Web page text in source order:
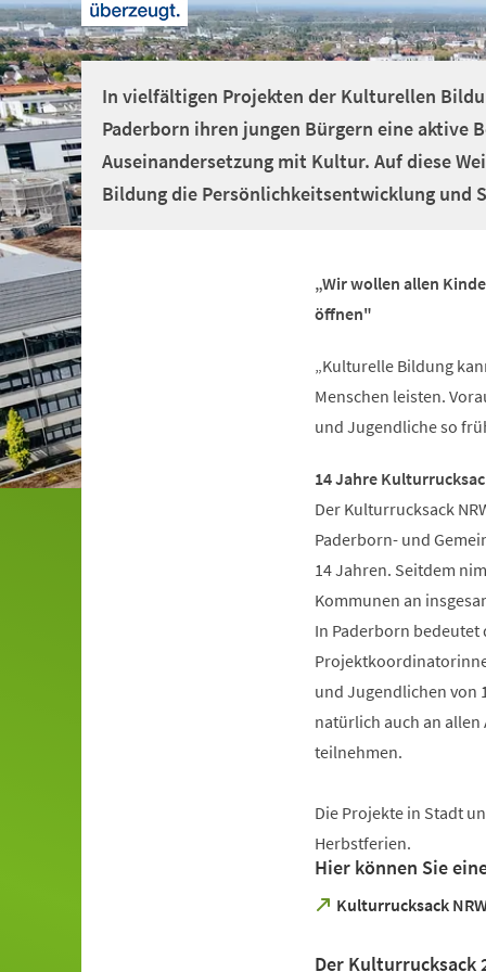
+
1
In vielfältigen Projekten der Kulturellen
Paderborn ihren jungen Bürgern eine aktive
Auseinandersetzung mit Kultur. Auf diese
Bildung die Persönlichkeitsentwicklung und
„Wir wollen allen
öffnen"
„Kulturelle Bildung
Menschen leisten.
und Jugendliche so
14 Jahre
Der Kulturrucksack
Paderborn- und
14 Jahren. Seitdem
Kommunen an
In Paderborn
und Jugendlichen von
natürlich auch an allen
teilnehmen.
Die Projekte in Stadt
Herbstferien.
Hier können Sie
Kulturrucksack
(Öffnet
Der Kulturrucksack